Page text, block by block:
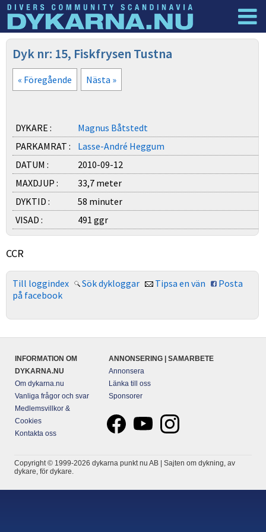
Dyknyheter
Dyk nr: 15, Fiskfrysen Tustna
« Föregående Nästa »
DYKARE :
Magnus Båtstedt
PARKAMRAT :
Lasse-André Heggum
DATUM :
2010-09-12
MAXDJUP :
33,7 meter
DYKTID :
58 minuter
VISAD :
491 ggr
CCR
Till loggindex Sök dykloggar Tipsa en vän
Posta
på facebook
INFORMATION OM
DYKARNA.NU
Om dykarna.nu
Vanliga frågor och svar
Medlemsvillkor &
Cookies
Kontakta oss
ANNONSERING | SAMARBETE
Annonsera
Länka till oss
Sponsorer
Copyright © 1999-2026 dykarna punkt nu AB | Sajten om dykning, av
dykare, för dykare.